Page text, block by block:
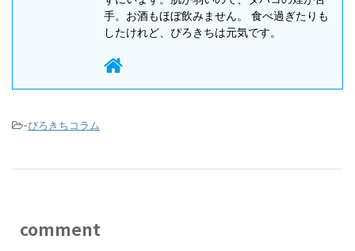
手。お酒もほぼ飲みません。 食べ過ぎたりも
したけれど、ぴろきちは元気です。
-ぴろきちコラム
comment